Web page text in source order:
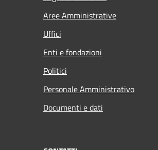
Aree Amministrative
Uffici
Enti e fondazioni
Politici
Personale Amministrativo
Documenti e dati